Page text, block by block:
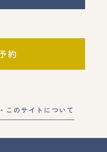
約
このサイトについて